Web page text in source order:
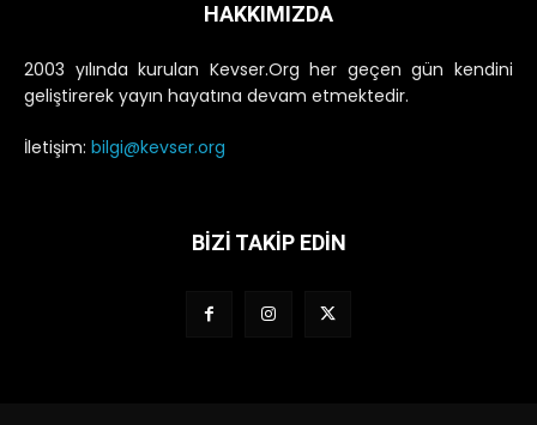
HAKKIMIZDA
2003 yılında kurulan Kevser.Org her geçen gün kendini
geliştirerek yayın hayatına devam etmektedir.
İletişim: bilgi@kevser.org
BİZİ TAKİP EDİN